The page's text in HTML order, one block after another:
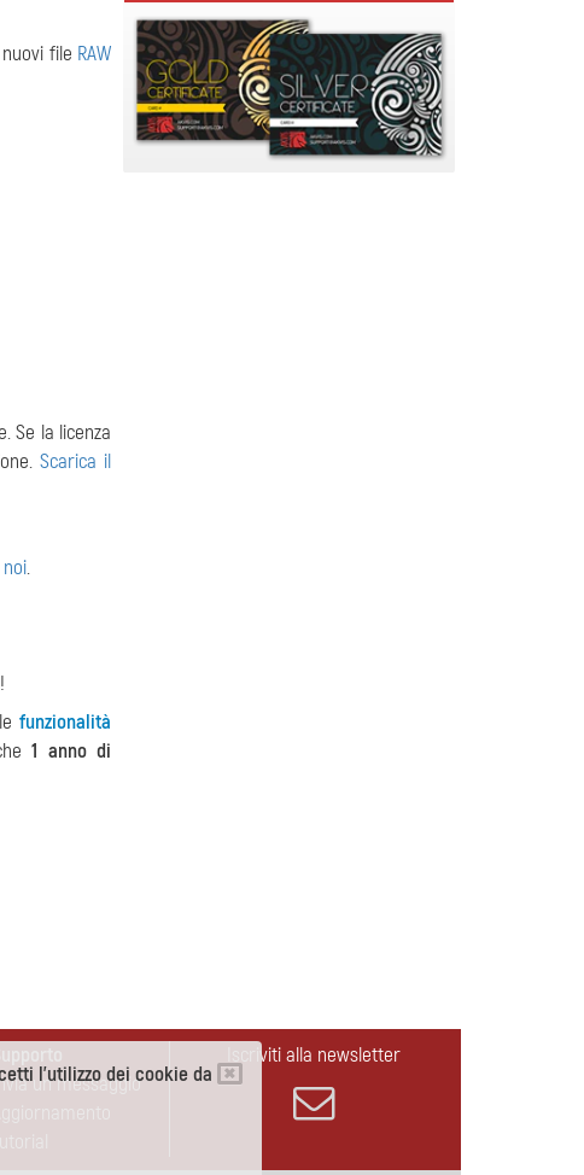
l'utilizzo dei cookie da
file RAW
Se la licenza
Scarica il
.
!
lefunzionalità
1 anno di
un messaggio
Iscriviti alla newsletter